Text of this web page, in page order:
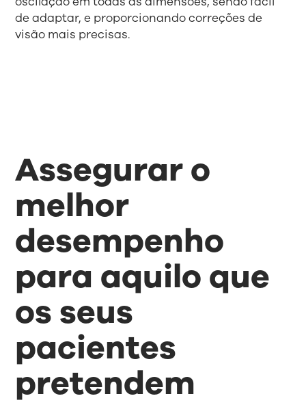
de adaptar, e proporcionando correções de
visão mais precisas.
Assegurar o
melhor
desempenho
para aquilo que
os seus
pacientes
pretendem